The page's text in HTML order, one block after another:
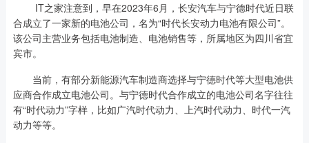
IT之家注意到，早在2023年6月，长安汽车与宁德时代近日联
合成立了一家新的电池公司，名为“时代长安动力电池有限公司”。
该公司主营业务包括电池制造、电池销售等，所属地区为四川省宜
宾市。
当前，有部分新能源汽车制造商选择与宁德时代等大型电池供
应商合作成立电池公司。与宁德时代合作成立的电池公司名字往往
有“时代动力”字样，比如广汽时代动力、上汽时代动力、时代一汽
动力等等。